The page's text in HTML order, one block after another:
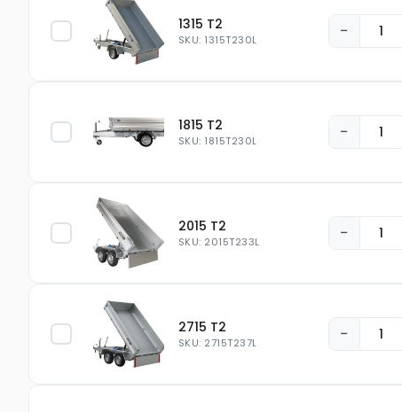
1315 T2
SKU: 1315T230L −
1815 T2
SKU: 1815T230L −
2015 T2
SKU: 2015T233L −
2715 T2
SKU: 2715T237L −